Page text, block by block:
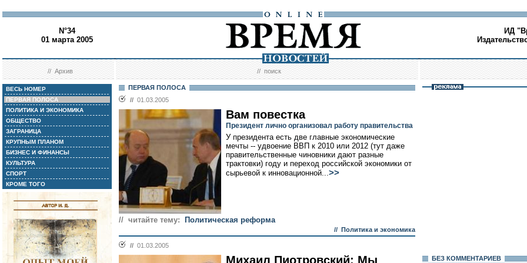
N°34
01 марта 2005
ИД
//Архив //поиск
ВЕСЬ НОМЕР
ПЕРВАЯ ПОЛОСА
ПОЛИТИКА И ЭКОНОМИКА
ОБЩЕСТВО
ЗАГРАНИЦА
КРУПНЫМ ПЛАНОМ
БИЗНЕС И ФИНАНСЫ
КУЛЬТУРА
СПОРТ
КРОМЕ ТОГО
ПЕРВАЯ ПОЛОСА
// 01.03.2005
Вам повестка
Президент лично организовал работу правительства
У президента есть две главные экономические
мечты -- удвоение ВВП к 2010 или 2012 (тут даже
правительственные чиновники дают разные
трактовки) году и переход российской экономики от
сырьевой к инновационной...>>
// читайте тему: Политическая реформа
// Политика и экономика
// 01.03.2005
Михаил Пиотровский: Мы
БЕЗ КОМMЕНТАРИЕВ